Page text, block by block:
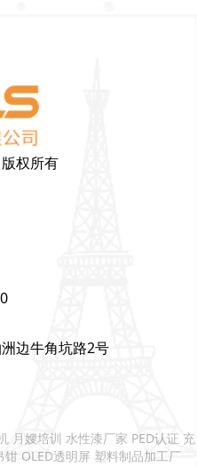
权所有
边牛角坑路2号
月嫂培训 水性漆厂家 PED认证 充
钳 OLED透明屏 塑料制品加工厂